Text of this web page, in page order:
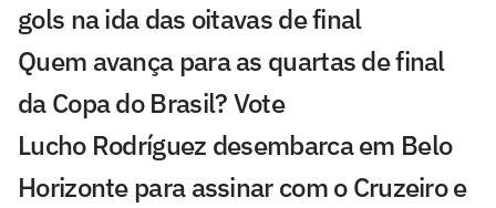
gols na ida das oitavas de final
Quem avança para as quartas de final
da Copa do Brasil? Vote
Lucho Rodríguez desembarca em Belo
Horizonte para assinar com o Cruzeiro e